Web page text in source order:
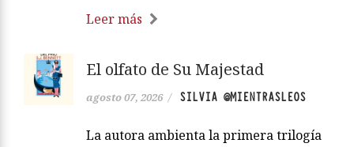
Leer más
El olfato de Su Majestad
agosto 07, 2026 / SILVIA @MIENTRASLEOS
La autora ambienta la primera trilogía